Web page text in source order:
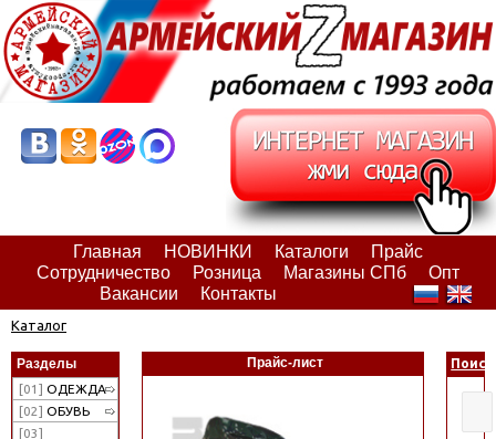
Главная НОВИНКИ Каталоги
Прайс
Сотрудничество
Розница Магазины СПб
Опт
Вакансии
Контакты
Каталог
Разделы
[01] ОДЕЖДА
[02] ОБУВЬ
[03]
Прайс-лист Поиск